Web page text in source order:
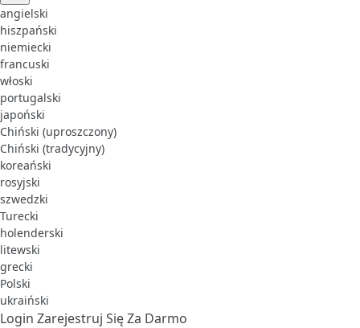
angielski
hiszpański
niemiecki
francuski
włoski
portugalski
japoński
Chiński (uproszczony)
Chiński (tradycyjny)
koreański
rosyjski
szwedzki
Turecki
holenderski
litewski
grecki
Polski
ukraiński
Login Zarejestruj Się Za Darmo